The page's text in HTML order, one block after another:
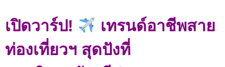
เปิดวาร์ป!
เทรนด์อาชีพสาย
ท่องเที่ยวฯ สุดปังที่